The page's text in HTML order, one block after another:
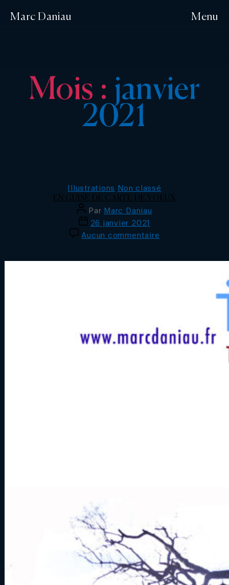
Marc Daniau Menu
Mois : janvier
2021
Catégories
Illustrations
Non classé
EN GUISE DE CARTE DE VOEUX
Auteur
de
l’article
Par Marc Daniau
Date
de
l’article
26 janvier 2021
Aucun commentaire
DE